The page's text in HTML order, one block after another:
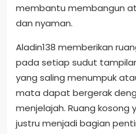
membantu membangun
dan nyaman.
Aladin138 memberikan
pada setiap sudut
yang saling menumpuk
mata dapat bergerak
menjelajah. Ruang kosong
justru menjadi bagian